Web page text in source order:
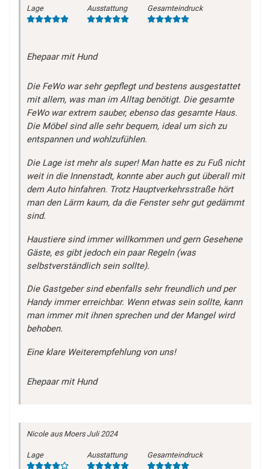
Lage Ausstattung Gesamteindruck
Ehepaar mit Hund
Die FeWo war sehr gepflegt und bestens ausgestattet
mit allem, was man im Alltag benötigt. Die gesamte
FeWo war extrem sauber, ebenso das gesamte Haus.
Die Möbel sind alle sehr bequem, ideal um sich zu
entspannen und wohlzufühlen.
Die Lage ist mehr als super! Man hatte es zu Fuß nicht
weit in die Innenstadt, konnte aber auch gut überall mit
dem Auto hinfahren. Trotz Hauptverkehrsstraße hört
man den Lärm kaum, da die Fenster sehr gut gedämmt
sind.
Haustiere sind immer willkommen und gern Gesehene
Gäste, es gibt jedoch ein paar Regeln (was
selbstverständlich sein sollte).
Die Gastgeber sind ebenfalls sehr freundlich und per
Handy immer erreichbar. Wenn etwas sein sollte, kann
man immer mit ihnen sprechen und der Mangel wird
behoben.
Eine klare Weiterempfehlung von uns!
Ehepaar mit Hund
Nicoleaus Moers Juli 2024
Lage Ausstattung Gesamteindruck